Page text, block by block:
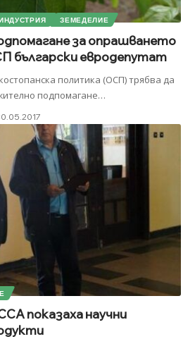
ЗЕМЕДЕЛИЕ
за опрашването
български евродепутат
политика (ОСП) трябва да
подпомагане…
показаха научни